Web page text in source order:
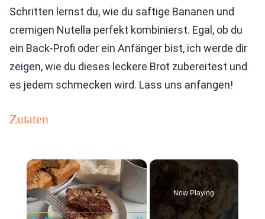
Schritten lernst du, wie du saftige Bananen und
cremigen Nutella perfekt kombinierst. Egal, ob du
ein Back-Profi oder ein Anfänger bist, ich werde dir
zeigen, wie du dieses leckere Brot zubereitest und
es jedem schmecken wird. Lass uns anfangen!
Zutaten
×
Now Playing